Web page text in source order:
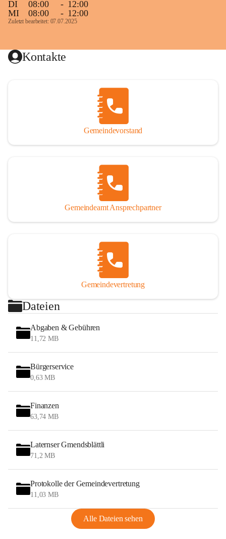
DI
08:00 - 12:00
MI
08:00 - 12:00
Zuletzt bearbeitet: 07.07.2025
Kontakte
Gemeindevorstand
Gemeindeamt Ansprechpartner
Gemeindevertretung
Dateien
Abgaben & Gebühren
11,72 MB
Bürgerservice
0,63 MB
Finanzen
63,74 MB
Laternser Gmendsblättli
71,2 MB
Protokolle der Gemeindevertretung
11,03 MB
Alle Dateien sehen